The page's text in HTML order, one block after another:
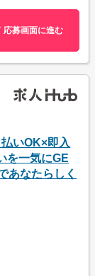
応募画面に進む
払いOK×即入
を一気にGE
あなたらしく